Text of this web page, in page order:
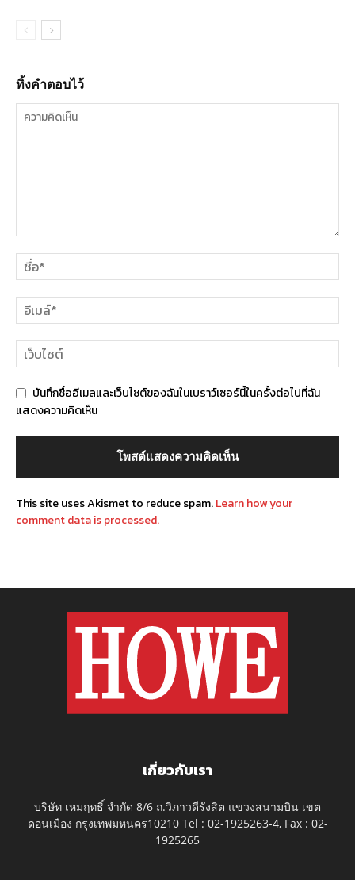
ทิ้งคำตอบไว้
บันทึกชื่ออีเมลและเว็บไซต์ของฉันในเบราว์เซอร์นี้ในครั้งต่อไปที่ฉัน
แสดงความคิดเห็น
This site uses Akismet to reduce spam.Learn how your
comment data is processed.
เกี่ยวกับเรา
บริษัท เหมฤทธิ์ จำกัด 8/6 ถ.วิภาวดีรังสิต แขวงสนามบิน เขต
ดอนเมือง กรุงเทพมหนคร10210 Tel : 02-1925263-4, Fax : 02-
1925265